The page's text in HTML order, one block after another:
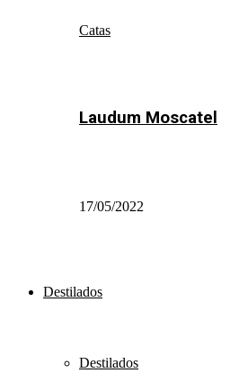
Catas
Laudum Moscatel
17/05/2022
Destilados
Destilados